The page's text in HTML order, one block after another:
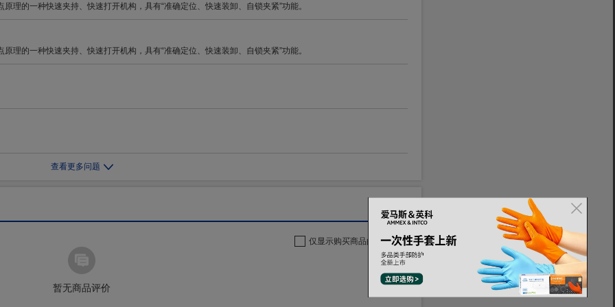
理的一种快速夹持、快速打开机构，具有“准确定位、快速装卸、自锁夹紧”功能。
理的一种快速夹持、快速打开机构，具有“准确定位、快速装卸、自锁夹紧”功能。
查看更多问题
仅显示购买商品的用户评价
暂无商品评价